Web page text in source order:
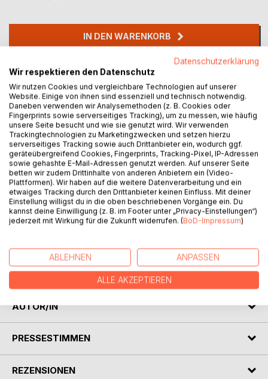
IN DEN WARENKORB
Auf die Merkliste
Titel bewerten
BESCHREIBUNG
Er hat Lust, sich eine gewerbliche Dame nach Hause zu
bestellen. Ihr Angebot ist gut, aber mit dem richtigen
Wünsche erfüllen, und er bekommt nicht genug von ihr.
Doch plötzlich nimmt die Sache eine unerwartete Wendung
...
AUTOR/IN
PRESSESTIMMEN
REZENSIONEN
Datenschutzerklärung
Wir respektieren den Datenschutz
Wir nutzen Cookies und vergleichbare Technologien auf unserer
Website. Einige von ihnen sind essenziell und technisch notwendig.
Daneben verwenden wir Analysemethoden (z. B. Cookies oder
Fingerprints sowie serverseitiges Tracking), um zu messen, wie häufig
unsere Seite besucht und wie sie genutzt wird. Wir verwenden
Trackingtechnologien zu Marketingzwecken und setzen hierzu
serverseitiges Tracking sowie auch Drittanbieter ein, wodurch ggf.
geräteübergreifend Cookies, Fingerprints, Tracking-Pixel, IP-Adressen
sowie gehashte E-Mail-Adressen genutzt werden. Auf unserer Seite
betten wir zudem Drittinhalte von anderen Anbietern ein (Video-
Plattformen). Wir haben auf die weitere Datenverarbeitung und ein
etwaiges Tracking durch den Drittanbieter keinen Einfluss. Mit deiner
Einstellung willigst du in die oben beschriebenen Vorgänge ein. Du
kannst deine Einwilligung (z. B. im Footer unter „Privacy-Einstellungen“)
jederzeit mit Wirkung für die Zukunft widerrufen. (BoD-Impressum)
ABLEHNEN ANPASSEN
ALLE AKZEPTIEREN